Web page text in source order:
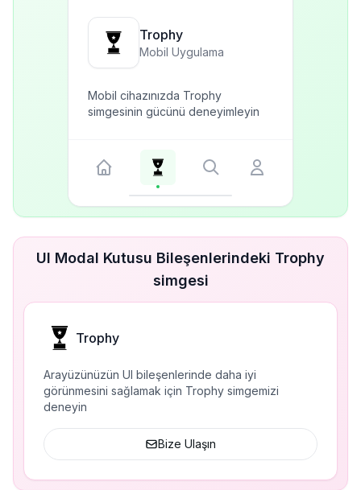
Trophy
Mobil Uygulama
Mobil cihazınızda Trophy
simgesinin gücünü deneyimleyin
UI Modal Kutusu Bileşenlerindeki Trophy
simgesi
Trophy
Arayüzünüzün UI bileşenlerinde daha iyi
görünmesini sağlamak için Trophy simgemizi
deneyin
Bize Ulaşın